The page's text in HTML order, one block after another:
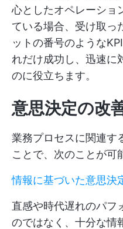
心としたオペレーショ
ている場合、受け取っ
ットの番号のような
れだけ成功し、迅速に
のに役立ちます。
意思決定の改
業務プロセスに関連す
ことで、次のことが可
情報に基づいた意思決
直感や時代遅れのパフ
のではなく、十分な情